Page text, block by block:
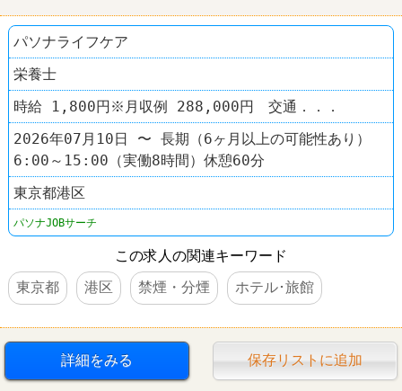
パソナライフケア
栄養士
時給 1,800円※月収例 288,000円 交通．．．
2026年07月10日 〜 長期（6ヶ月以上の可能性あり）
6:00～15:00（実働8時間）休憩60分
東京都港区
パソナJOBサーチ
この求人の関連キーワード
東京都
港区 禁煙・分煙 ホテル･旅館
詳細をみる 保存リストに追加